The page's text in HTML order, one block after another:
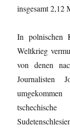
insgesamt 2,12
In polnischen
Weltkrieg
von denen
Journalisten